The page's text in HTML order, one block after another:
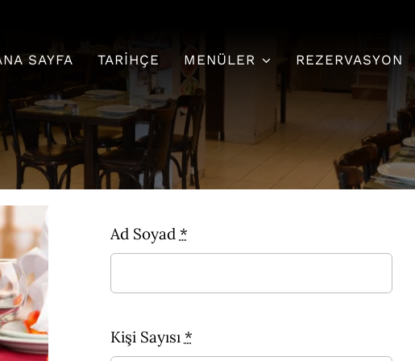
SAYFA TARIHÇE MENÜLER REZERVASYON
Ad Soyad *
Kişi Sayısı *